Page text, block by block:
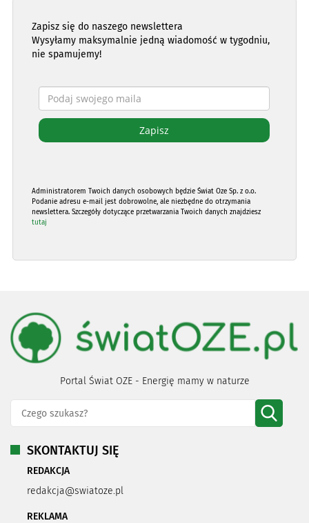
Zapisz się do naszego newslettera
Wysyłamy maksymalnie jedną wiadomość w tygodniu,
nie spamujemy!
Administratorem Twoich danych osobowych będzie Świat Oze Sp. z o.o.
Podanie adresu e-mail jest dobrowolne, ale niezbędne do otrzymania
newslettera. Szczegóły dotyczące przetwarzania Twoich danych znajdziesz
tutaj
Portal Świat OZE - Energię mamy w naturze
SKONTAKTUJ SIĘ
REDAKCJA
redakcja@swiatoze.pl
REKLAMA